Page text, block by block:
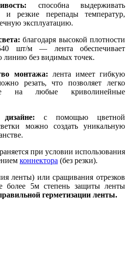
способна выдерживать
и резкие перепады температур,
эксплуатацию.
благодаря высокой плотности
шт/м — лента обеспечивает
линию без видимых точек.
монтажа: лента имеет гибкую
резать, что позволяет легко
ее на любые криволинейные
с помощью цветной
можно создать уникальную
при условии использования
коннектора (без резки).
ленты) или сращивания отрезков
5м степень защиты ленты
герметизации ленты.